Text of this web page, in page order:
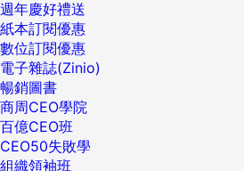
週年慶好禮送
紙本訂閱優惠
數位訂閱優惠
電子雜誌(Zinio)
暢銷圖書
商周CEO學院
百億CEO班
CEO50失敗學
組織領袖班